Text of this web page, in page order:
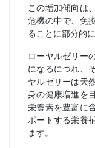
この増加傾向は
危機の中で、免
ることに部分的
ローヤルゼリー
になるにつれ、
ヤルゼリーは天
身の健康増進を
栄養素を豊富に
ポートする栄養
ます。